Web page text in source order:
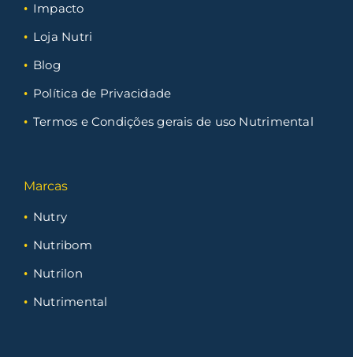
Impacto
Loja Nutri
Blog
Política de Privacidade
Termos e Condições gerais de uso Nutrimental
Marcas
Nutry
Nutribom
Nutrilon
Nutrimental